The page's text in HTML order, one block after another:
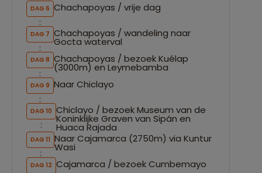
DAG 6 Chachapoyas / vrije dag
DAG 7 Chachapoyas / wandeling naar
Gocta waterval
DAG 8 Chachapoyas / bezoek Kuélap
(3000m) en Leymebamba
DAG 9 Naar Chiclayo
DAG 10 Chiclayo / bezoek Museum van de
Koninklijke Graven van Sipán en
Huaca Rajada
DAG 11 Naar Cajamarca (2750m) via Kuntur
Wasi
DAG 12 Cajamarca / bezoek Cumbemayo